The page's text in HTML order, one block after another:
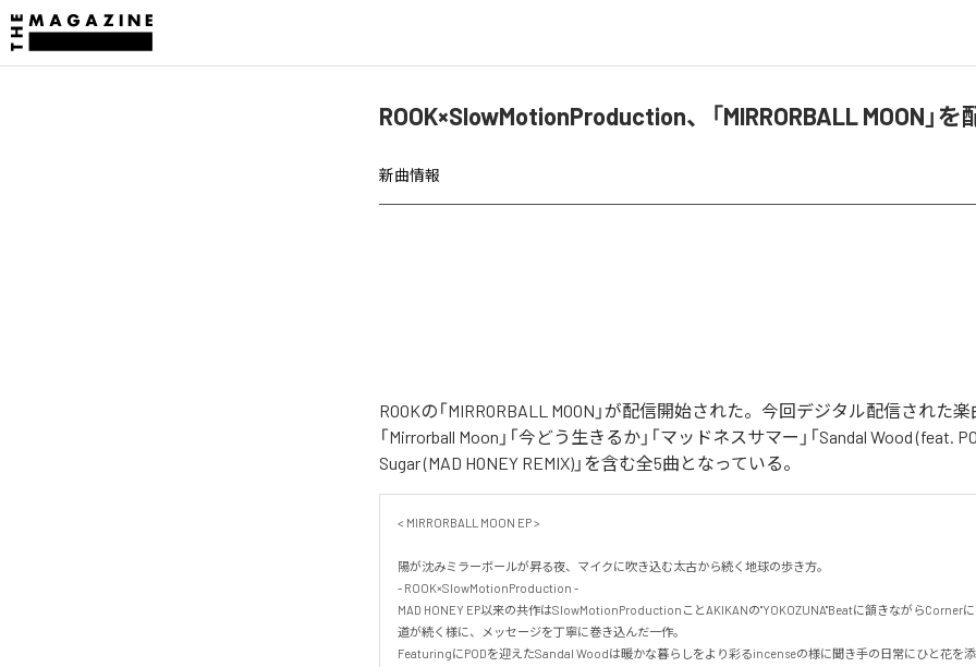
ROOK×SlowMotionProduction、「MIRRORBALL MOON」
新曲情報
ROOKの「MIRRORBALL MOON」が配信開始された。今回デジタル配信された楽
「Mirrorball Moon」「今どう生きるか」「マッドネスサマー」「Sandal Wood (feat.
Sugar (MAD HONEY REMIX)」を含む全5曲となっている。
< MIRRORBALL MOON EP >
陽が沈みミラーボールが昇る夜、マイクに吹き込む太古から続く地球の歩き方。
- ROOK×SlowMotionProduction -
MAD HONEY EP以来の共作はSlowMotionProductionことAKIKANの"YOKOZUNA"Beatに頷きながらCorner
道が続く様に、メッセージを丁寧に巻き込んだ一作。
FeaturingにPODを迎えたSandal Woodは暖かな暮らしをより彩るincenseの様に聞き手の日常にひと花を